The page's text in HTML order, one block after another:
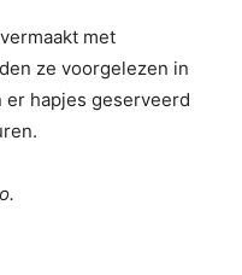
met
ze voorgelezen in
hapjes geserveerd